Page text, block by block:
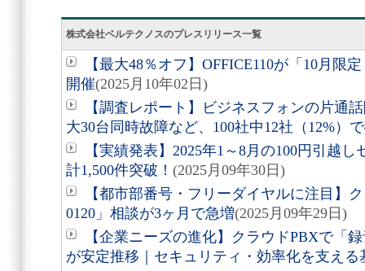
株式会社ベルテクノスのプレスリリース一覧
【最大48％オフ】OFFICE110が「10月限
開催(2025月10年02日)
【調査レポート】ビジネスフォンの片通
大30台同時故障など、100社中12社（12%）
【実績発表】2025年1～8月の100円引越
計1,500件突破！ (2025月09年30日)
【都市部番号・フリーダイヤルに注目】
0120」相談が3ヶ月で急増(2025月09年29日)
【企業ニーズの進化】クラウドPBXで「
が安定推移｜セキュリティ・効率化を支える